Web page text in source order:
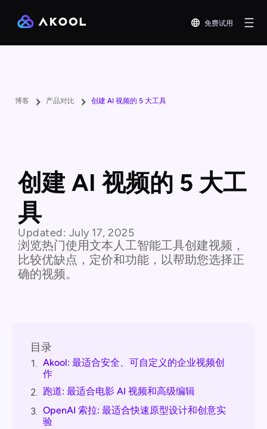
免费试用
博客 产品对比 创建 AI 视频的 5 大工具
创建 AI 视频的 5 大工
具
Updated: July 17, 2025
浏览热门使用文本人工智能工具创建视频，
比较优缺点，定价和功能，以帮助您选择正
确的视频。
目录
1. Akool: 最适合安全、可自定义的企业视频创
作
2. 跑道: 最适合电影 AI 视频和高级编辑
3. OpenAI 索拉: 最适合快速原型设计和创意实
验